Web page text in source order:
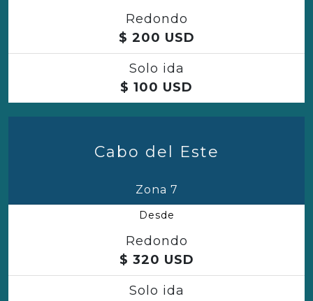
Redondo
$ 200 USD
Solo ida
$ 100 USD
Cabo del Este
Zona 7
Desde
Redondo
$ 320 USD
Solo ida